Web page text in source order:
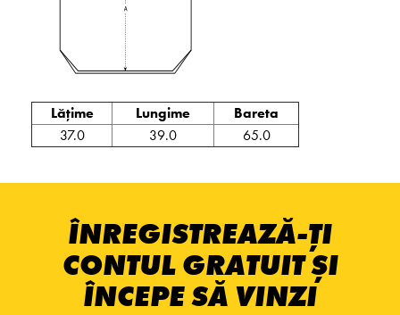
Lățime Lungime
Bareta
37.0
39.0 65.0
ÎNREGISTREAZĂ-ȚI
CONTUL GRATUIT ȘI
ÎNCEPE SĂ VINZI